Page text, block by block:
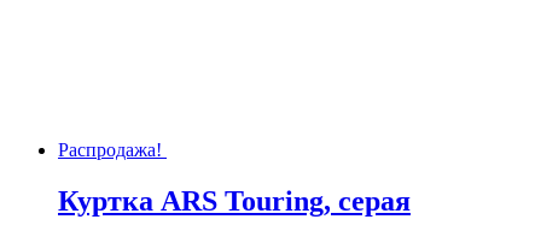
Распродажа!
Куртка ARS Touring, серая